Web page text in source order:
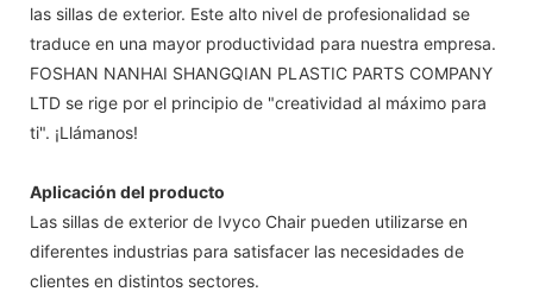
las sillas de exterior. Este alto nivel de profesionalidad se
traduce en una mayor productividad para nuestra empresa.
FOSHAN NANHAI SHANGQIAN PLASTIC PARTS COMPANY
LTD se rige por el principio de "creatividad al máximo para
ti". ¡Llámanos!
Aplicación del producto
Las sillas de exterior de Ivyco Chair pueden utilizarse en
diferentes industrias para satisfacer las necesidades de
clientes en distintos sectores.